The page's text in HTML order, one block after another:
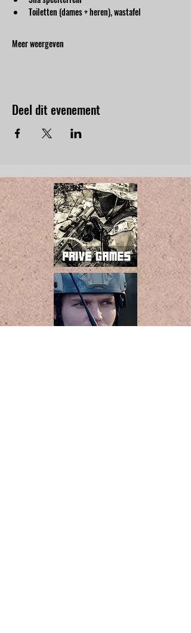
Toiletten (dames + heren), wastafel
Meer weergeven
Deel dit evenement